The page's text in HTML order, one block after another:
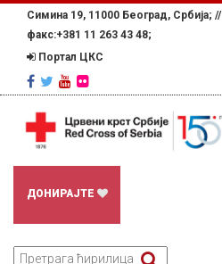
Симина 19, 11000 Београд, Србија; //
факс:+381 11 263 43 48;
Портал ЦКС
ДОНИРАЈТЕ